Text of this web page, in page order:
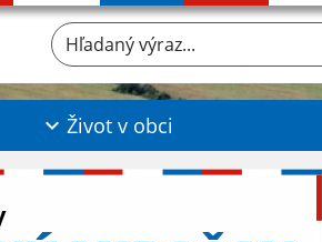
Hľadaný výraz...
Život v obci